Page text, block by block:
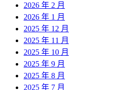
2026 年 2 月
2026 年 1 月
2025 年 12 月
2025 年 11 月
2025 年 10 月
2025 年 9 月
2025 年 8 月
2025 年 7 月